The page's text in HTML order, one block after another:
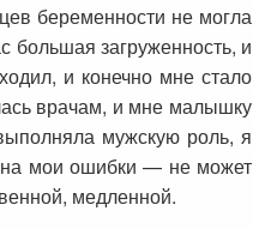
беременности не могла
большая загруженность, и
и конечно мне стало
врачам, и мне малышку
мужскую роль, я
на мои ошибки — не может
медленной.